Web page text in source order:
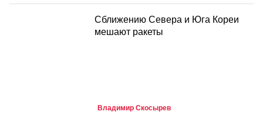
Сближению Севера и Юга Кореи
мешают ракеты
Владимир Скосырев